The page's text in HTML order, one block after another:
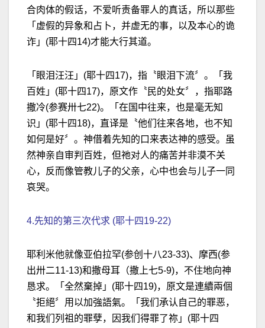
合肉体的假话，不爱听责备罪人的真话，所以那些
「虚假的异象和占卜，并虚无的事，以及本心的诡
诈」(耶十四14)才能大行其道。
「眼泪汪汪」(耶十四17)，指〝眼泪下流〞。「我
百姓」(耶十四17)，原文作〝民的处女〞，指耶路
撒冷(参赛卅七22)。「在国中往来，也是毫无知
识」(耶十四18)，直译是〝他们往来各地，也不知
如何是好〞。神借着先知的口来表达神的感受。虽
然神亲自审判百姓，但祂对人的痛苦并非漠不关
心，反而像管教儿子的父亲，心中也会与儿子一同
哀哭。
4.先知的第三次代求 (耶十四19-22)
耶利米他就像亚伯拉罕(参创十八23-33)、摩西(参
出卅二11-13)和撒母耳（撒上七5-9)，不住地向神
恳求。「全然棄掉」(耶十四19)，原文是連續兩個
〝拒絕〞用以加強語氣。「我们承认自己的罪恶，
和我们列祖的罪孽，因我们得罪了祢」(耶十四